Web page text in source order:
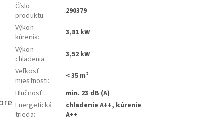
Číslo
produktu:
290379
Výkon
kúrenia:
3,81 kW
Výkon
chladenia:
3,52 kW
Veľkosť
miestnosti:
< 35 m²
Hlučnosť:
min. 23 dB (A)
Energetická
trieda:
chladenie A++, kúrenie
A++